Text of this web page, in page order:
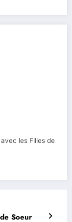
les Filles de
Soeur